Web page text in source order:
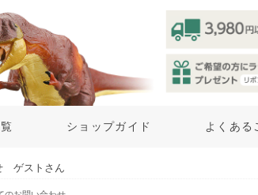
ショップガイド よくある
ゲストさん